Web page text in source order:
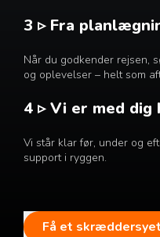
3 ▹ Fra
Når du godkender rejsen,
og oplevelser – helt som
4 ▹ Vi er med dig
Vi står klar før, under og
support i ryggen.
Få et